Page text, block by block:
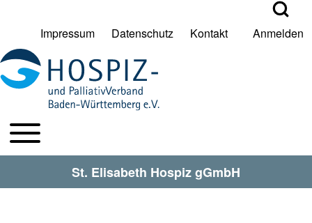
Suche Schließen
Suche
User account menu
Impressum Datenschutz Kontakt Anmelden
HPV BW Hauptmenu
Toggle main menu
St. Elisabeth Hospiz gGmbH